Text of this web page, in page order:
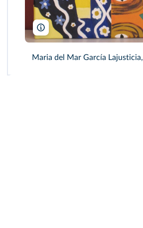
Mar Lajusticia/Artelista
Maria del Mar García Lajusticia,